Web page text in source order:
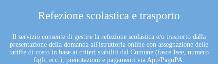
Refezione scolastica e trasporto
Il servizio consente di gestire la refezione scolastica e/o trasporto dalla
presentazione della domanda all'istruttoria online con assegnazione delle
tariffe di costo in base ai criteri stabiliti dal Comune (fasce Isee, numero
figli, ecc.), prenotazioni e pagamenti via App/PagoPA.